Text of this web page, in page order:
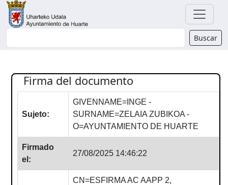
Buscador Buscar
Firma del documento
Sujeto:
GIVENNAME=INGE -
SURNAME=ZELAIA ZUBIKOA -
O=AYUNTAMIENTO DE HUARTE
Firmado
el:
27/08/2025 14:46:22
CN=ESFIRMA AC AAPP 2,